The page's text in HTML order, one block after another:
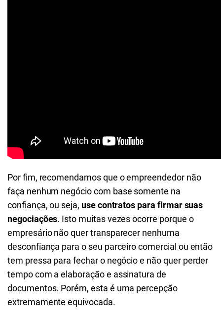
Por fim, recomendamos que o empreendedor não
faça nenhum negócio com base somente na
confiança, ou seja, use contratos para firmar suas
negociações. Isto muitas vezes ocorre porque o
empresário não quer transparecer nenhuma
desconfiança para o seu parceiro comercial ou então
tem pressa para fechar o negócio e não quer perder
tempo com a elaboração e assinatura de
documentos. Porém, esta é uma percepção
extremamente equivocada.